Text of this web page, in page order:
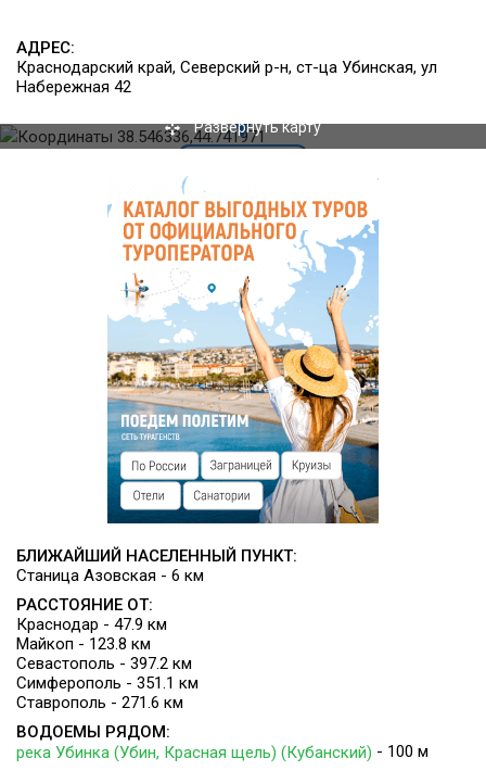
Питание
На территории отеля работает банкетный ресторан "Белая
ротонда". Для гостей организуется комплексное питание
Инфраструктура
для пикника, площадки для спортивных игр, арбалетный
тир. Имеется игровая площадка для детей, гамаки и качели
на территории. Есть настольный теннис.
Предоставляются квадроциклы и велосипеды для
катания, организуются велопрогулки и экскурсии.
АДРЕС:
Краснодарский край, Северский р-н, ст-ца Убинская, ул
Набережная 42
Развернуть карту
БЛИЖАЙШИЙ НАСЕЛЕННЫЙ ПУНКТ:
Станица Азовская - 6 км
РАССТОЯНИЕ ОТ:
Краснодар - 47.9 км
Майкоп - 123.8 км
Севастополь - 397.2 км
Симферополь - 351.1 км
Ставрополь - 271.6 км
ВОДОЕМЫ РЯДОМ:
река Убинка (Убин, Красная щель) (Кубанский) - 100 м